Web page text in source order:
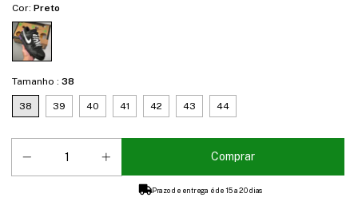
Cor: Preto
Tamanho : 38
38 39 40 41 42 43 44
Prazo de entrega é de 15 a 20 dias